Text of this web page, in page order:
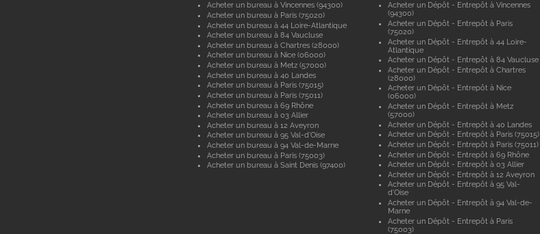
Acheter un bureau à Vincennes (94300)
Acheter un bureau à Paris (75020)
Acheter un bureau à 44 Loire-Atlantique
Acheter un bureau à 84 Vaucluse
Acheter un bureau à Chartres (28000)
Acheter un bureau à Nice (06000)
Acheter un bureau à Metz (57000)
Acheter un bureau à 40 Landes
Acheter un bureau à Paris (75015)
Acheter un bureau à Paris (75011)
Acheter un bureau à 69 Rhône
Acheter un bureau à 03 Allier
Acheter un bureau à 12 Aveyron
Acheter un bureau à 95 Val-d'Oise
Acheter un bureau à 94 Val-de-Marne
Acheter un bureau à Paris (75003)
Acheter un bureau à Saint Denis (97400)
Acheter un Dépôt - Entrepôt à Vincennes
(94300)
Acheter un Dépôt - Entrepôt à Paris
(75020)
Acheter un Dépôt - Entrepôt à 44 Loire-
Atlantique
Acheter un Dépôt - Entrepôt à 84 Vaucluse
Acheter un Dépôt - Entrepôt à Chartres
(28000)
Acheter un Dépôt - Entrepôt à Nice
(06000)
Acheter un Dépôt - Entrepôt à Metz
(57000)
Acheter un Dépôt - Entrepôt à 40 Landes
Acheter un Dépôt - Entrepôt à Paris (75015)
Acheter un Dépôt - Entrepôt à Paris (75011)
Acheter un Dépôt - Entrepôt à 69 Rhône
Acheter un Dépôt - Entrepôt à 03 Allier
Acheter un Dépôt - Entrepôt à 12 Aveyron
Acheter un Dépôt - Entrepôt à 95 Val-
d'Oise
Acheter un Dépôt - Entrepôt à 94 Val-de-
Marne
Acheter un Dépôt - Entrepôt à Paris
(75003)